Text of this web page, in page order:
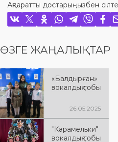
Ақпаратты достарыңызбен
ӨЗГЕ ЖАҢАЛЫҚТАР
«Балдырған»
вокалдық тобы
26.05.2025
"Карамельки"
вокалдық тобы